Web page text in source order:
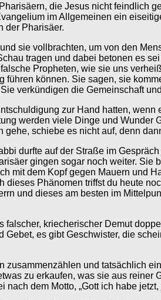
die Jesus nicht feindlich
im Allgemeinen ein
der Pharisäer.
sie vollbrachten, um von den
tragen und dabei betonen es
Propheten, wie sie uns
können. Sie sagen, sie
verkündigen die Gemeinschaft
zur Hand hatten,
werden viele Dinge und
gehe, schiebe es nicht auf, denn
durfte auf der Straße im
gingen sogar noch weiter.
mit dem Kopf gegen Mauern und
Phänomen triffst du heute
und dieses am besten im
falscher, kriecherischer Demut
es gibt Geschwister, die
zusammenzählen und tatsächlich
zu erkaufen, was sie aus
dem Motto, „Gott ich habe